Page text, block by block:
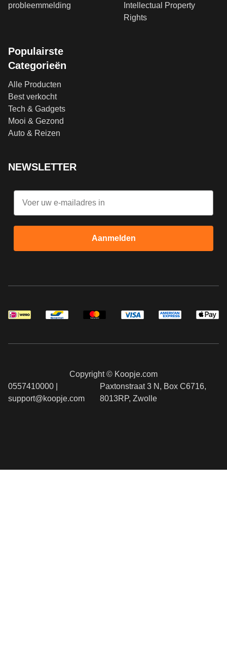
probleemmelding
Intellectual Property
Rights
Populairste
Categorieën
Alle Producten
Best verkocht
Tech & Gadgets
Mooi & Gezond
Auto & Reizen
NEWSLETTER
Email
Aanmelden
Copyright © Koopje.com
0557410000 |
support@koopje.com
Paxtonstraat 3 N, Box C6716,
8013RP, Zwolle